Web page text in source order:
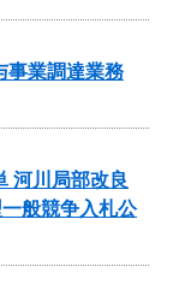
事業調達業務
河川局部改良
般競争入札公